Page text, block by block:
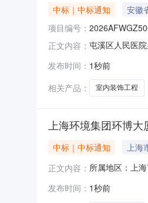
中标｜中标通知 安徽
项目编号：
正文内容： 屯溪区人民医
伍佰零叁圆柒
秒
发布时间： 1秒前
相关产品：
室内装饰工程
上海环境集团环博
中标｜中标通知
上海
正文内容： 所属地区：上
发布时间： 1秒前